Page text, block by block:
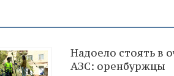
Надоело стоять в
АЗС: оренбуржцы